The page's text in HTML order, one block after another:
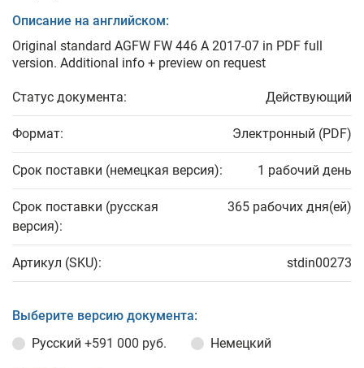
Описание на английском:
Original standard AGFW FW 446 A 2017-07 in PDF full
version. Additional info + preview on request
Статус документа: Действующий
Формат: Электронный (PDF)
Срок поставки (немецкая версия): 1 рабочий день
Срок поставки (русская
версия):
365 рабочих дня(ей)
Артикул (SKU): stdin00273
Выберите версию документа:
Русский +591 000 руб. Немецкий